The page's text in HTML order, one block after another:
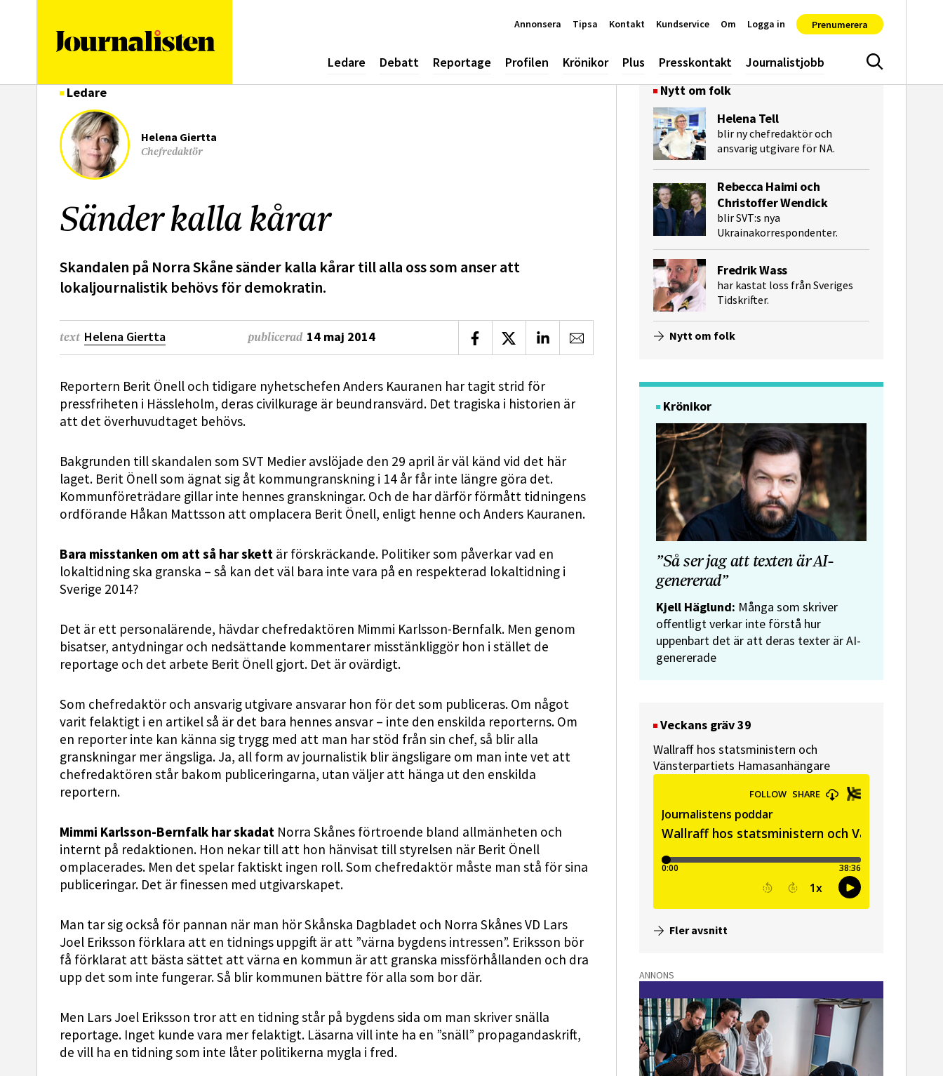
Ledare Debatt Reportage Profilen Krönikor Plus Presskontakt Journalistjobb Sök
Annonsera Tipsa Kontakt Kundservice Om Logga in Prenumerera
Ledare
Helena Giertta
Chefredaktör
Sänder kalla kårar
Skandalen på Norra Skåne sänder kalla kårar till alla oss som anser att
lokaljournalistik behövs för demokratin.
text Helena Giertta publicerad 14 maj 2014 Dela på Facebook
Dela på XDela på LinkedIn
Dela via e-post
Reportern Berit Önell och tidigare nyhetschefen Anders Kauranen har tagit strid för
pressfriheten i Hässleholm, deras civilkurage är beundransvärd. Det tragiska i historien är
att det överhuvudtaget behövs.
Bakgrunden till skandalen som SVT Medier avslöjade den 29 april är väl känd vid det här
laget. Berit Önell som ägnat sig åt kommungranskning i 14 år får inte längre göra det.
Kommunföreträdare gillar inte hennes granskningar. Och de har därför förmått tidningens
ordförande Håkan Mattsson att omplacera Berit Önell, enligt henne och Anders Kauranen.
Bara misstanken om att så har skett är förskräckande. Politiker som påverkar vad en
lokaltidning ska granska – så kan det väl bara inte vara på en respekterad lokaltidning i
Sverige 2014?
Det är ett personalärende, hävdar chefredaktören Mimmi Karlsson-Bernfalk. Men genom
bisatser, antydningar och nedsättande kommentarer misstänkliggör hon i stället de
reportage och det arbete Berit Önell gjort. Det är ovärdigt.
Som chefredaktör och ansvarig utgivare ansvarar hon för det som publiceras. Om något
varit felaktigt i en artikel så är det bara hennes ansvar – inte den enskilda reporterns. Om
en reporter inte kan känna sig trygg med att man har stöd från sin chef, så blir alla
granskningar mer ängsliga. Ja, all form av journalistik blir ängsligare om man inte vet att
chefredaktören står bakom publiceringarna, utan väljer att hänga ut den enskilda
reportern.
Mimmi Karlsson-Bernfalk har skadat Norra Skånes förtroende bland allmänheten och
internt på redaktionen. Hon nekar till att hon hänvisat till styrelsen när Berit Önell
omplacerades. Men det spelar faktiskt ingen roll. Som chefredaktör måste man stå för sina
publiceringar. Det är finessen med utgivarskapet.
Man tar sig också för pannan när man hör Skånska Dagbladet och Norra Skånes VD Lars
Joel Eriksson förklara att en tidnings uppgift är att ”värna bygdens intressen”. Eriksson bör
få förklarat att bästa sättet att värna en kommun är att granska missförhållanden och dra
upp det som inte fungerar. Så blir kommunen bättre för alla som bor där.
Men Lars Joel Eriksson tror att en tidning står på bygdens sida om man skriver snälla
reportage. Inget kunde vara mer felaktigt. Läsarna vill inte ha en ”snäll” propagandaskrift,
de vill ha en tidning som inte låter politikerna mygla i fred.
Nytt om folk
Helena Tell
blir ny chefredaktör och
ansvarig utgivare för NA.
Rebecca Haimi och
Christoffer Wendick
blir SVT:s nya
Ukrainakorrespondenter.
Fredrik Wass
har kastat loss från Sveriges
Tidskrifter.
Nytt om folk
Krönikor
”Så ser jag att texten är AI-
genererad”
Kjell Häglund: Många som skriver
offentligt verkar inte förstå hur
uppenbart det är att deras texter är AI-
genererade
Veckans gräv 39
Wallraff hos statsministern och
Vänsterpartiets Hamasanhängare
Fler avsnitt
ANNONS